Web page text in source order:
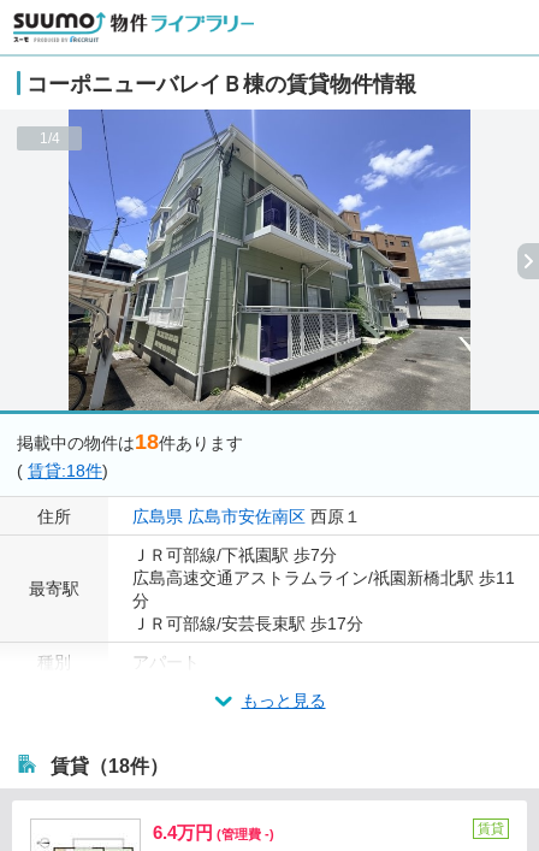
コーポニューバレイＢ棟の賃貸物件情報
1/4
掲載中の物件は18件あります
( 賃貸:18件)
住所 広島県 広島市安佐南区 西原１
最寄駅
ＪＲ可部線/下祇園駅 歩7分
広島高速交通アストラムライン/祇園新橋北駅 歩11
分
ＪＲ可部線/安芸長束駅 歩17分
種別
アパート
もっと見る
賃貸（18件）
6.4万円 (管理費 -) 賃貸